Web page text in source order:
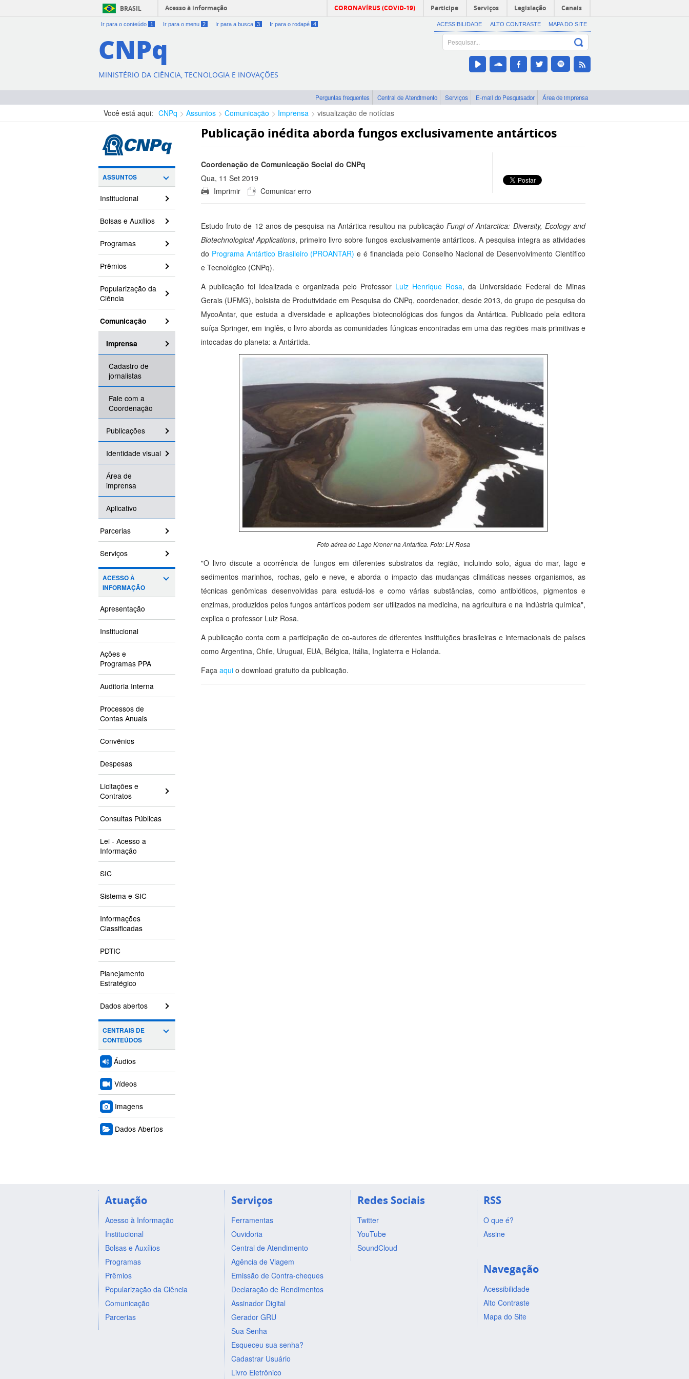
BRASIL Acesso à informação CORONAVÍRUS (COVID-19) Participe Serviços Legislação Canais
Ir para o conteúdo 1 Ir para o menu 2 Ir para a busca 3 Ir para o rodapé 4 ACESSIBILIDADE ALTO CONTRASTE MAPA DO SITE
CNPq
MINISTÉRIO DA CIÊNCIA, TECNOLOGIA E INOVAÇÕES
Perguntas frequentes Central de Atendimento Serviços E-mail do Pesquisador Área de imprensa
Você está aqui: CNPq Assuntos Comunicação Imprensa visualização de notícias
ASSUNTOS
Institucional
Bolsas e Auxílios
Programas
Prêmios
Popularização da
Ciência
Comunicação
Imprensa
Cadastro de
jornalistas
Fale com a
Coordenação
Publicações
Identidade visual
Área de
imprensa
Aplicativo
Parcerias
Serviços
ACESSO À
INFORMAÇÃO
Apresentação
Institucional
Ações e
Programas PPA
Auditoria Interna
Processos de
Contas Anuais
Convênios
Despesas
Licitações e
Contratos
Consultas Públicas
Lei - Acesso a
Informação
SIC
Sistema e-SIC
Informações
Classificadas
PDTIC
Planejamento
Estratégico
Dados abertos
CENTRAIS DE
CONTEÚDOS
Áudios
Vídeos
Imagens
Dados Abertos
Publicação inédita aborda fungos exclusivamente antárticos
Coordenação de Comunicação Social do CNPq
Qua, 11 Set 2019
15:05:00 -0300
Imprimir Comunicar erro
Estudo fruto de 12 anos de pesquisa na Antártica resultou na publicação Fungi of Antarctica: Diversity, Ecology and
Biotechnological Applications, primeiro livro sobre fungos exclusivamente antárticos. A pesquisa integra as atividades
do Programa Antártico Brasileiro (PROANTAR) e é financiada pelo Conselho Nacional de Desenvolvimento Científico
e Tecnológico (CNPq).
A publicação foi Idealizada e organizada pelo Professor Luiz Henrique Rosa, da Universidade Federal de Minas
Gerais (UFMG), bolsista de Produtividade em Pesquisa do CNPq, coordenador, desde 2013, do grupo de pesquisa do
MycoAntar, que estuda a diversidade e aplicações biotecnológicas dos fungos da Antártica. Publicado pela editora
suíça Springer, em inglês, o livro aborda as comunidades fúngicas encontradas em uma das regiões mais primitivas e
intocadas do planeta: a Antártida.
Foto aérea do Lago Kroner na Antartica. Foto: LH Rosa
"O livro discute a ocorrência de fungos em diferentes substratos da região, incluindo solo, água do mar, lago e
sedimentos marinhos, rochas, gelo e neve, e aborda o impacto das mudanças climáticas nesses organismos, as
técnicas genômicas desenvolvidas para estudá-los e como várias substâncias, como antibióticos, pigmentos e
enzimas, produzidos pelos fungos antárticos podem ser utilizados na medicina, na agricultura e na indústria química",
explica o professor Luiz Rosa.
A publicação conta com a participação de co-autores de diferentes instituições brasileiras e internacionais de países
como Argentina, Chile, Uruguai, EUA, Bélgica, Itália, Inglaterra e Holanda.
Faça aqui o download gratuito da publicação.
Atuação
Acesso à Informação
Institucional
Bolsas e Auxílios
Programas
Prêmios
Popularização da Ciência
Comunicação
Parcerias
Serviços
Ferramentas
Ouvidoria
Central de Atendimento
Agência de Viagem
Emissão de Contra-cheques
Declaração de Rendimentos
Assinador Digital
Gerador GRU
Sua Senha
Esqueceu sua senha?
Cadastrar Usuário
Livro Eletrônico
Redes Sociais
Twitter
YouTube
SoundCloud
RSS
O que é?
Assine
Navegação
Acessibilidade
Alto Contraste
Mapa do Site